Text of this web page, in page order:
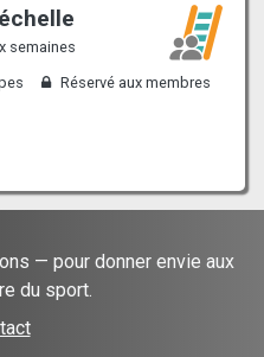
semaines
Réservé aux membres
— pour donner envie aux
du sport.